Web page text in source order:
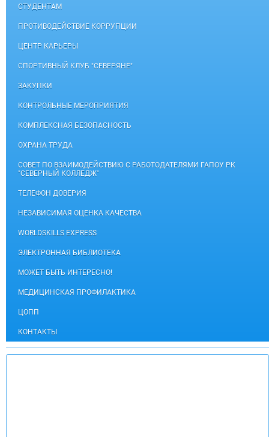
СТУДЕНТАМ
ПРОТИВОДЕЙСТВИЕ КОРРУПЦИИ
ЦЕНТР КАРЬЕРЫ
СПОРТИВНЫЙ КЛУБ "СЕВЕРЯНЕ"
ЗАКУПКИ
КОНТРОЛЬНЫЕ МЕРОПРИЯТИЯ
КОМПЛЕКСНАЯ БЕЗОПАСНОСТЬ
ОХРАНА ТРУДА
СОВЕТ ПО ВЗАИМОДЕЙСТВИЮ С РАБОТОДАТЕЛЯМИ ГАПОУ РК
"СЕВЕРНЫЙ КОЛЛЕДЖ"
ТЕЛЕФОН ДОВЕРИЯ
НЕЗАВИСИМАЯ ОЦЕНКА КАЧЕСТВА
WORLDSKILLS EXPRESS
ЭЛЕКТРОННАЯ БИБЛИОТЕКА
МОЖЕТ БЫТЬ ИНТЕРЕСНО!
МЕДИЦИНСКАЯ ПРОФИЛАКТИКА
ЦОПП
КОНТАКТЫ